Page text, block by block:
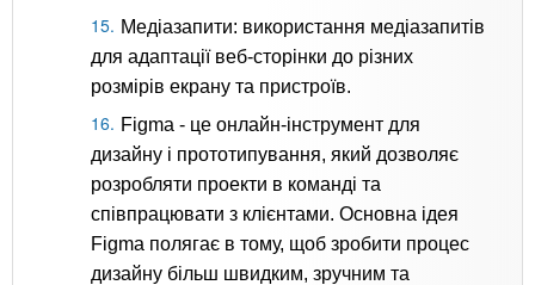
Медіазапити: використання медіазапитів
для адаптації веб-сторінки до різних
розмірів екрану та пристроїв.
Figma - це онлайн-інструмент для
дизайну і прототипування, який дозволяє
розробляти проекти в команді та
співпрацювати з клієнтами. Основна ідея
Figma полягає в тому, щоб зробити процес
дизайну більш швидким, зручним та